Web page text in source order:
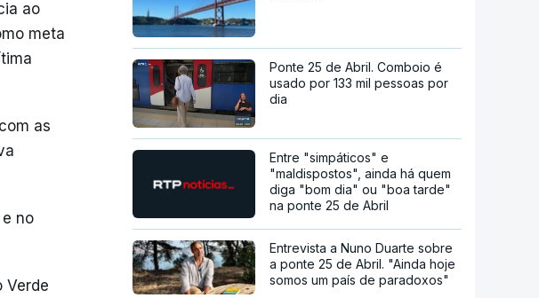
ao
meta
as
no
Verde
Ponte 25 de Abril. Comboio é
usado por 133 mil pessoas por
dia
Entre "simpáticos" e
"maldispostos", ainda há quem
diga "bom dia" ou "boa tarde"
na ponte 25 de Abril
Entrevista a Nuno Duarte sobre
a ponte 25 de Abril. "Ainda hoje
somos um país de paradoxos"